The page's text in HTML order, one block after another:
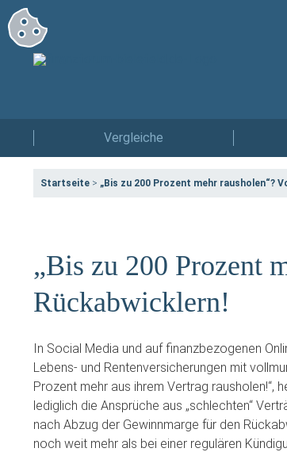
Vergleiche
Startseite > „Bis zu 200 Prozent mehr rausholen“?
„Bis zu 200 Prozent
Rückabwicklern!
In Social Media und auf finanzbezogenen
Lebens- und Rentenversicherungen mit
Prozent mehr aus ihrem Vertrag rausholen!“,
lediglich die Ansprüche aus „schlechten“
nach Abzug der Gewinnmarge für den
noch weit mehr als bei einer regulären